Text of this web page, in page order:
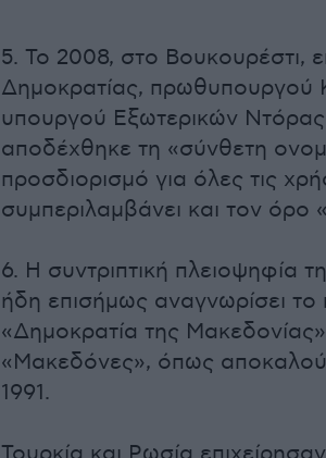
5. Το 2008, στο Βουκουρέστι,
Δημοκρατίας, πρωθυπουργού
υπουργού Εξωτερικών
αποδέχθηκε τη «σύνθετη
προσδιορισμό για όλες τις
συμπεριλαμβάνει και τον όρο
6. Η συντριπτική πλειοψηφία
ήδη επισήμως αναγνωρίσει
«Δημοκρατία της
«Μακεδόνες», όπως
1991.